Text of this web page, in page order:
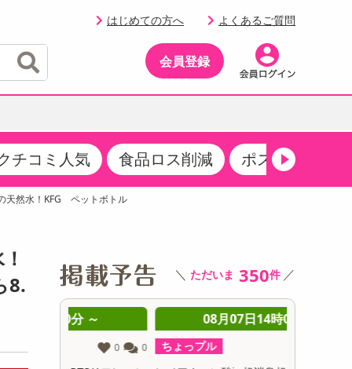
はじめての方へ よくあるご質問
会員登録
イベント
イベント最新情報（RSPほか）
商品限定クーポン
サンプリング
初回トライアル
その他 お菓子・スイーツ
その他 飲料
スポーツ・アウトドア用品
介護用品
その他 キッチン・日用品
ア
サプリメント
収納・寝具
ベビー・キッズ
レッグウェア
その他 ファッション
その他 家電
タニティ
チコミ人気 食品ロス削減 ポストにお届け
天然水！KFG ペットボトル
8.
＼ ただいま 350件 ／
08月07日14時00分 ～
ちょっプル